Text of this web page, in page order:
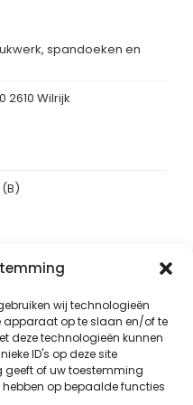
wij technologieën
apparaat op te slaan en/of te
deze technologieën kunnen
ID's op deze site
geeft of uw toestemming
op bepaalde functies
spandoeken en
2610 Wilrijk